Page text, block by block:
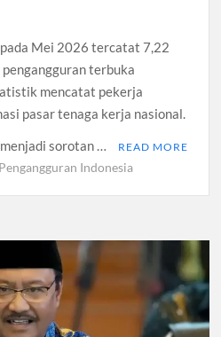
Mei 2026 tercatat 7,22
terbuka
mencatat pekerja
pasar tenaga kerja nasional.
sorotan …
READ MORE
Pengangguran Indonesia